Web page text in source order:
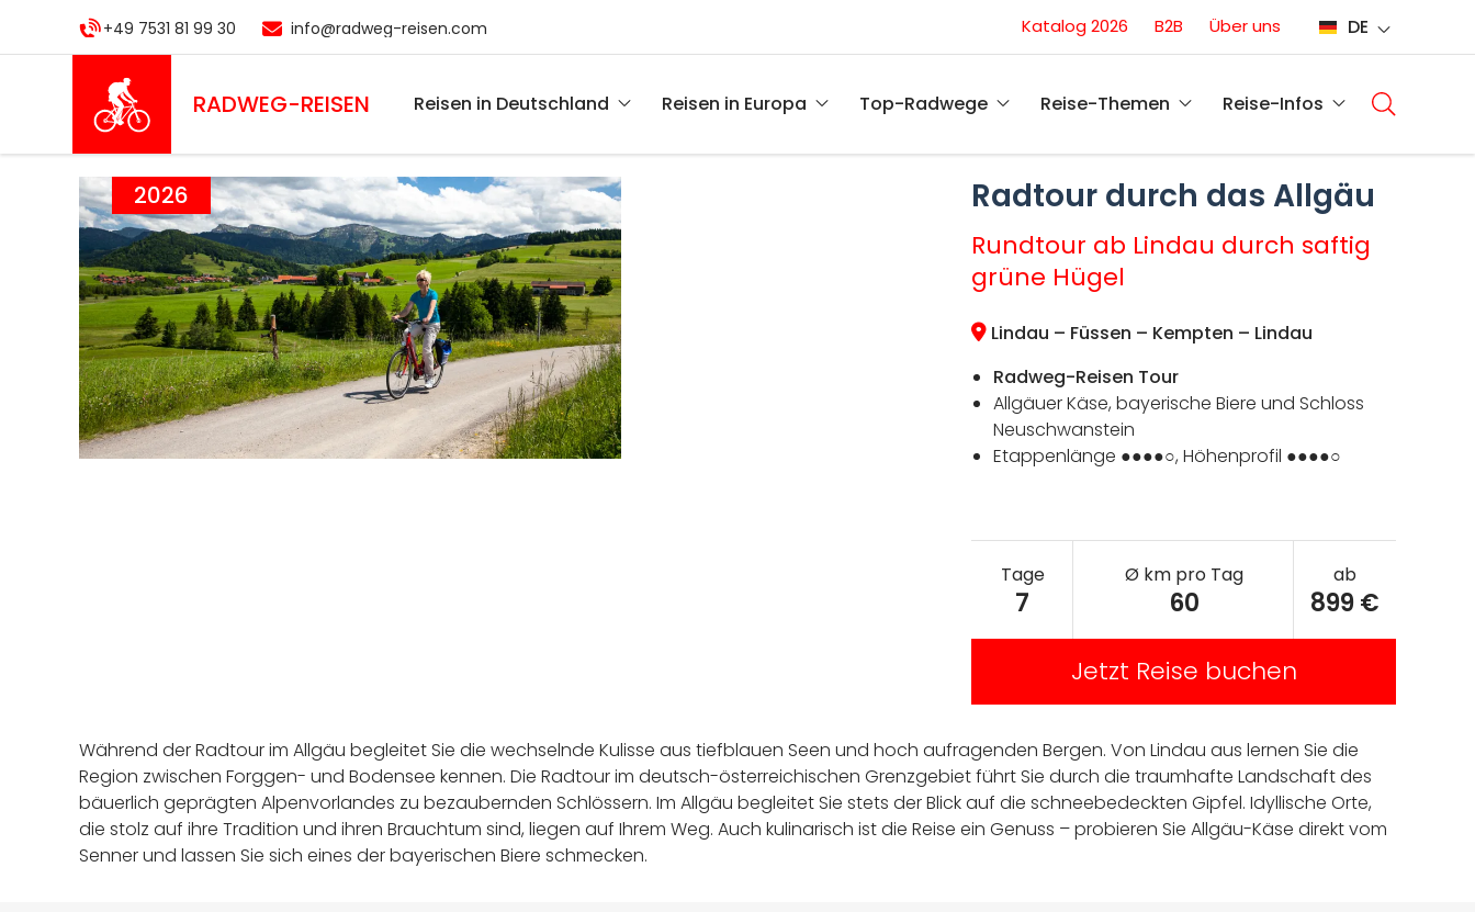
Inhalt
+49 7531 81 99 30 info@radweg-reisen.com
Conversion
(DE)
Katalog 2026 B2B Über uns DE
RADWEG-REISEN Reisen in Deutschland Reisen in Europa Top-Radwege Reise-Themen Reise-Infos
2026 Radtour durch das Allgäu
Rundtour ab Lindau durch saftig
grüne Hügel
Lindau – Füssen – Kempten – Lindau
Radweg-Reisen Tour
Allgäuer Käse, bayerische Biere und Schloss
Neuschwanstein
Etappenlänge ●●●●○, Höhenprofil ●●●●○
Tage
7
Ø km pro Tag
60
ab
899 €
Jetzt Reise buchen
Während der Radtour im Allgäu begleitet Sie die wechselnde Kulisse aus tiefblauen Seen und hoch aufragenden Bergen. Von Lindau aus lernen Sie die
Region zwischen Forggen- und Bodensee kennen. Die Radtour im deutsch-österreichischen Grenzgebiet führt Sie durch die traumhafte Landschaft des
bäuerlich geprägten Alpenvorlandes zu bezaubernden Schlössern. Im Allgäu begleitet Sie stets der Blick auf die schneebedeckten Gipfel. Idyllische Orte,
die stolz auf ihre Tradition und ihren Brauchtum sind, liegen auf Ihrem Weg. Auch kulinarisch ist die Reise ein Genuss – probieren Sie Allgäu-Käse direkt vom
Senner und lassen Sie sich eines der bayerischen Biere schmecken.